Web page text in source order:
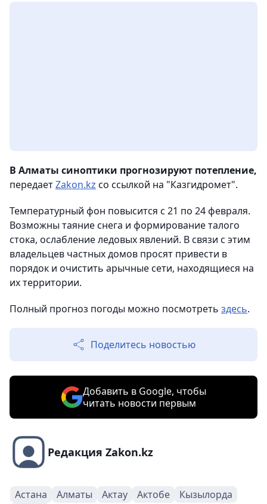
В Алматы синоптики прогнозируют потепление,
передаетZakon.kz со ссылкой на "Казгидромет".
Температурный фон повысится с 21 по 24 февраля.
Возможны таяние снега и формирование талого
стока, ослабление ледовых явлений. В связи с этим
владельцев частных домов просят привести в
порядок и очистить арычные сети, находящиеся на
их территории.
Полный прогноз погоды можно посмотреть здесь.
Поделитесь новостью
Добавить в Google, чтобы
читать новости первым
Редакция Zakon.kz
Астана Алматы Актау Актобе
Кызылорда